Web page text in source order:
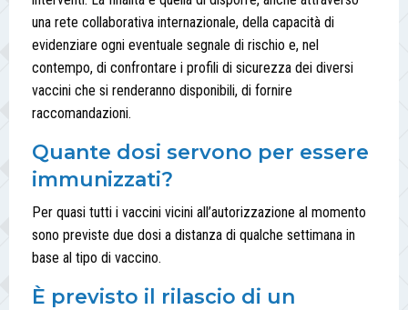
una rete collaborativa internazionale, della capacità di
evidenziare ogni eventuale segnale di rischio e, nel
contempo, di confrontare i profili di sicurezza dei diversi
vaccini che si renderanno disponibili, di fornire
raccomandazioni.
Quante dosi servono per essere
immunizzati?
Per quasi tutti i vaccini vicini all’autorizzazione al momento
sono previste due dosi a distanza di qualche settimana in
base al tipo di vaccino.
È previsto il rilascio di un